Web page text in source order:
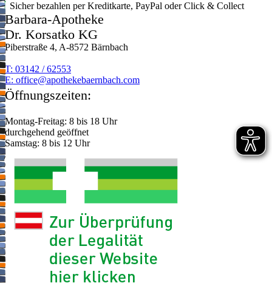
Sicher bezahlen per Kreditkarte, PayPal oder Click & Collect
Barbara-Apotheke
Dr. Korsatko KG
Piberstraße 4, A-8572 Bärnbach
T: 03142 / 62553
E: moc.hcabnreabekehtopa@eciffo
Öffnungszeiten:
Montag-Freitag: 8 bis 18 Uhr
durchgehend geöffnet
Samstag: 8 bis 12 Uhr